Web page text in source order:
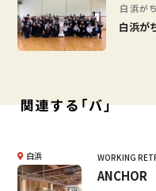
白浜が
白浜が
関連する「バ」
白浜 WORKING
ANCHOR